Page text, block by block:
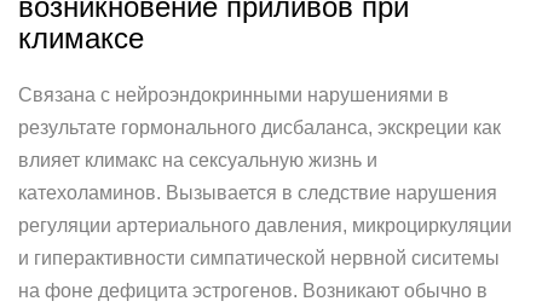
возникновение приливов при
климаксе
Связана с нейроэндокринными нарушениями в
результате гормонального дисбаланса, экскреции как
влияет климакс на сексуальную жизнь и
катехоламинов. Вызывается в следствие нарушения
регуляции артериального давления, микроциркуляции
и гиперактивности симпатической нервной сиситемы
на фоне дефицита эстрогенов. Возникают обычно в